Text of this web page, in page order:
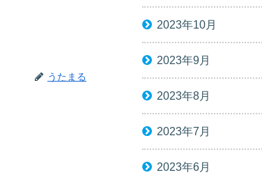
うたまる
2023年10月
2023年9月
2023年8月
2023年7月
2023年6月